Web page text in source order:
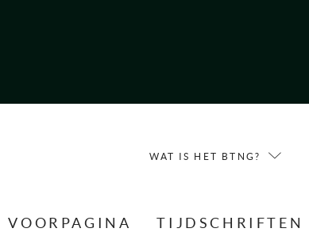
WAT IS HET BTNG?
VOORPAGINA TIJDSCHRIFTEN